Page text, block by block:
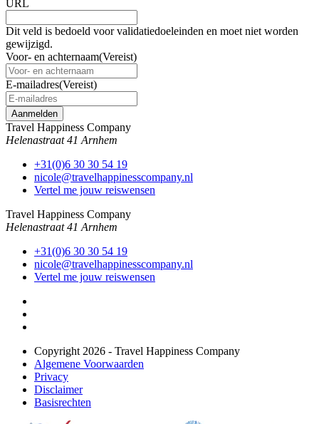
URL
Dit veld is bedoeld voor validatiedoeleinden en moet niet worden
gewijzigd.
Voor- en achternaam(Vereist)
E-mailadres(Vereist)
Travel Happiness Company
Helenastraat 41 Arnhem
+31(0)6 30 30 54 19
nicole@travelhappinesscompany.nl
Vertel me jouw reiswensen
Travel Happiness Company
Helenastraat 41 Arnhem
+31(0)6 30 30 54 19
nicole@travelhappinesscompany.nl
Vertel me jouw reiswensen
Copyright 2026 - Travel Happiness Company
Algemene Voorwaarden
Privacy
Disclaimer
Basisrechten